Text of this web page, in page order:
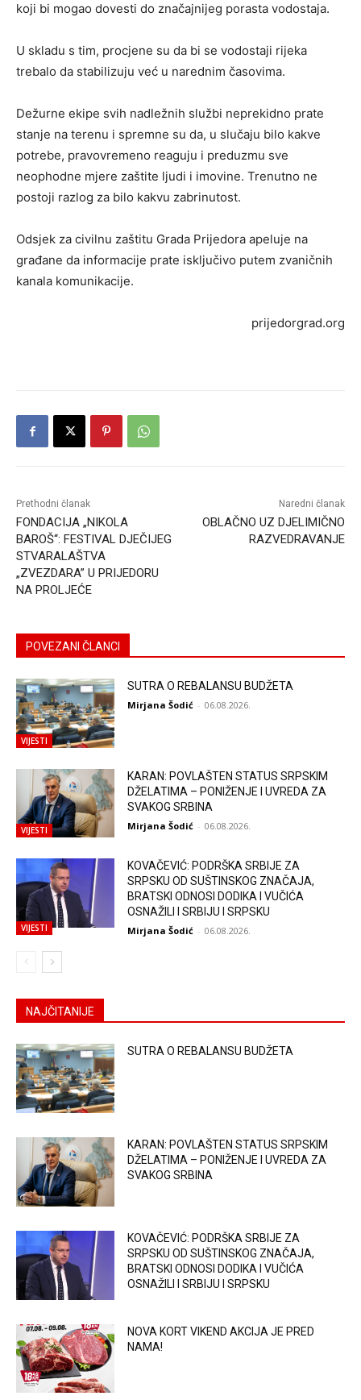
koji bi mogao dovesti do značajnijeg porasta vodostaja.
U skladu s tim, procjene su da bi se vodostaji rijeka
trebalo da stabilizuju već u narednim časovima.
Dežurne ekipe svih nadležnih službi neprekidno prate
stanje na terenu i spremne su da, u slučaju bilo kakve
potrebe, pravovremeno reaguju i preduzmu sve
neophodne mjere zaštite ljudi i imovine. Trenutno ne
postoji razlog za bilo kakvu zabrinutost.
Odsjek za civilnu zaštitu Grada Prijedora apeluje na
građane da informacije prate isključivo putem zvaničnih
kanala komunikacije.
prijedorgrad.org
Prethodni članak
FONDACIJA „NIKOLA
BAROŠ“: FESTIVAL DJEČIJEG
STVARALAŠTVA
„ZVEZDARA” U PRIJEDORU
NA PROLJEĆE
Naredni članak
OBLAČNO UZ DJELIMIČNO
RAZVEDRAVANJE
POVEZANI ČLANCI
VIJESTI
SUTRA O REBALANSU BUDŽETA
Mirjana Šodić - 06.08.2026.
VIJESTI
KARAN: POVLAŠTEN STATUS SRPSKIM
DŽELATIMA – PONIŽENJE I UVREDA ZA
SVAKOG SRBINA
Mirjana Šodić - 06.08.2026.
VIJESTI
KOVAČEVIĆ: PODRŠKA SRBIJE ZA
SRPSKU OD SUŠTINSKOG ZNAČAJA,
BRATSKI ODNOSI DODIKA I VUČIĆA
OSNAŽILI I SRBIJU I SRPSKU
Mirjana Šodić - 06.08.2026.
NAJČITANIJE
SUTRA O REBALANSU BUDŽETA
KARAN: POVLAŠTEN STATUS SRPSKIM
DŽELATIMA – PONIŽENJE I UVREDA ZA
SVAKOG SRBINA
KOVAČEVIĆ: PODRŠKA SRBIJE ZA
SRPSKU OD SUŠTINSKOG ZNAČAJA,
BRATSKI ODNOSI DODIKA I VUČIĆA
OSNAŽILI I SRBIJU I SRPSKU
NOVA KORT VIKEND AKCIJA JE PRED
NAMA!